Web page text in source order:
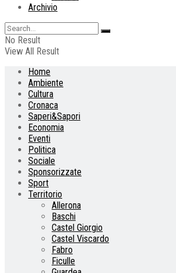
Archivio
No Result
View All Result
Home
Ambiente
Cultura
Cronaca
Saperi&Sapori
Economia
Eventi
Politica
Sociale
Sponsorizzate
Sport
Territorio
Allerona
Baschi
Castel Giorgio
Castel Viscardo
Fabro
Ficulle